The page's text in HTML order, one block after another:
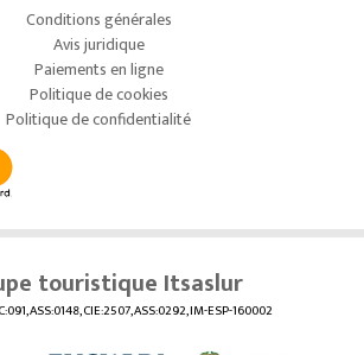
Conditions générales
Avis juridique
Paiements en ligne
Politique de cookies
Politique de confidentialité
touristique Itsaslur
ASS:0148, CIE:2507, ASS:0292, IM-ESP-160002